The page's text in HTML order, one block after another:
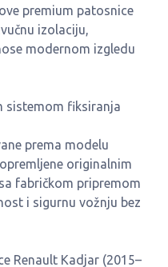
premium patosnice
izolaciju,
modernom izgledu
sistemom fiksiranja
prema modelu
originalnim
fabričkom pripremom
i sigurnu vožnju bez
Renault Kadjar (2015–